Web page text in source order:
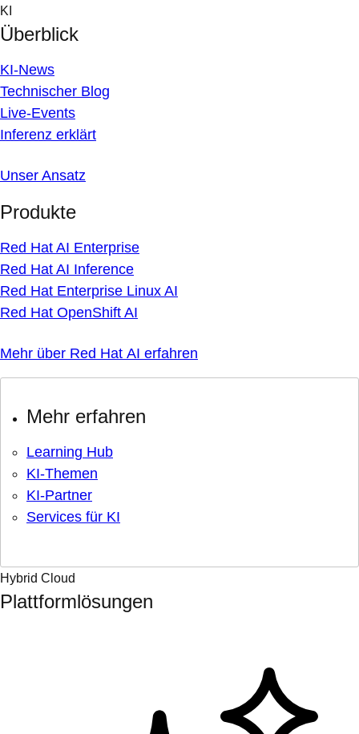
Skip
to
content
KI
Überblick
KI-News
Technischer Blog
Live-Events
Inferenz erklärt
Unser Ansatz
Produkte
Red Hat AI Enterprise
Red Hat AI Inference
Red Hat Enterprise Linux AI
Red Hat OpenShift AI
Mehr über Red Hat AI erfahren
Mehr erfahren
Learning Hub
KI-Themen
KI-Partner
Services für KI
Hybrid Cloud
Plattformlösungen